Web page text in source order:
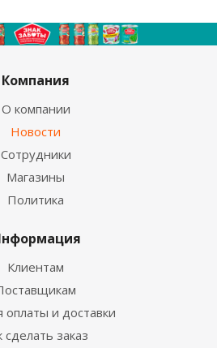
Компания
О компании
Новости
Сотрудники
Магазины
Политика
Клиентам
оплаты и доставки
сделать заказ